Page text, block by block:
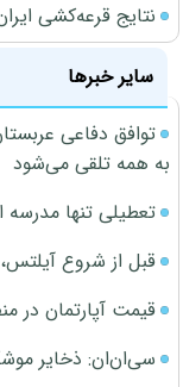
نتایج قرعه‌کشی
سایر خبرها
توافق دفاعی
به همه تلقی می‌شود
تعطیلی تنها مدرسه
قبل از شروع
قیمت آپارتمان در منطقه 22 تهران
سی‌ان‌ان: ذخایر